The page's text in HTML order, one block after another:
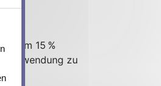
um 15 %
Anwendung zu